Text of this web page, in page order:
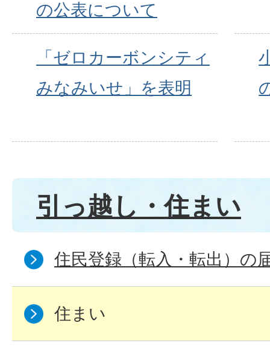
の公表について
「ゼロカーボンシティ
みなみいせ」を表明
引っ越し・住まい
住民登録（転入・転出）の
住まい